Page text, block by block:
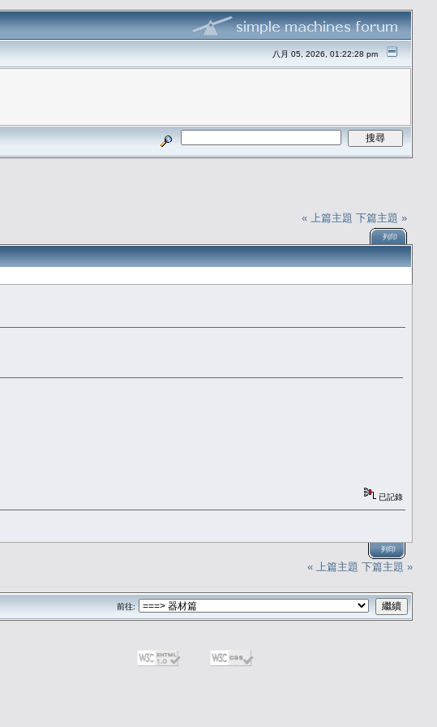
八月 05, 2026, 01:22:28 pm
« 上篇主題 下篇主題 »
列印
已記錄
列印
« 上篇主題 下篇主題 »
前往: